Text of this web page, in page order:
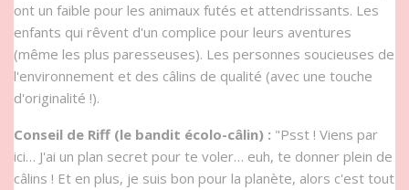
ont un faible pour les animaux futés et attendrissants. Les
enfants qui rêvent d'un complice pour leurs aventures
(même les plus paresseuses). Les personnes soucieuses de
l'environnement et des câlins de qualité (avec une touche
d'originalité !).
Conseil de Riff (le bandit écolo-câlin) : "Psst ! Viens par
ici… J'ai un plan secret pour te voler… euh, te donner plein de
câlins ! Et en plus, je suis bon pour la planète, alors c'est tout